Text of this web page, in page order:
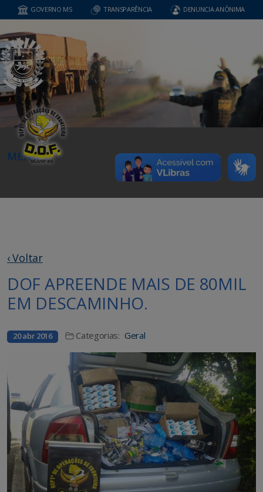
GOVERNO MS TRANSPARÊNCIA DENUNCIA ANÔNIMA
MENU
‹ Voltar
DOF APREENDE MAIS DE 80MIL
EM DESCAMINHO.
20 abr 2016 Categorias: Geral